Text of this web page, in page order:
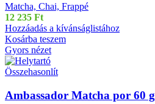
Matcha, Chai, Frappé
12 235 Ft
Hozzáadás a kívánságlistához
Kosárba teszem
Gyors nézet
Összehasonlít
Ambassador Matcha por 60 g